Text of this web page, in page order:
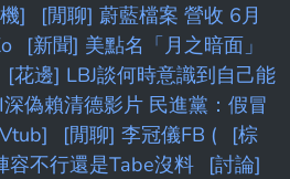
]
[閒聊] 蔚藍檔案 營收 6月
[新聞] 美點名「月之暗面」
[花邊] LBJ談何時意識到自己能
偽賴清德影片 民進黨：假冒
[閒聊] 李冠儀FB (
[棕
容不行還是Tabe沒料
[討論]